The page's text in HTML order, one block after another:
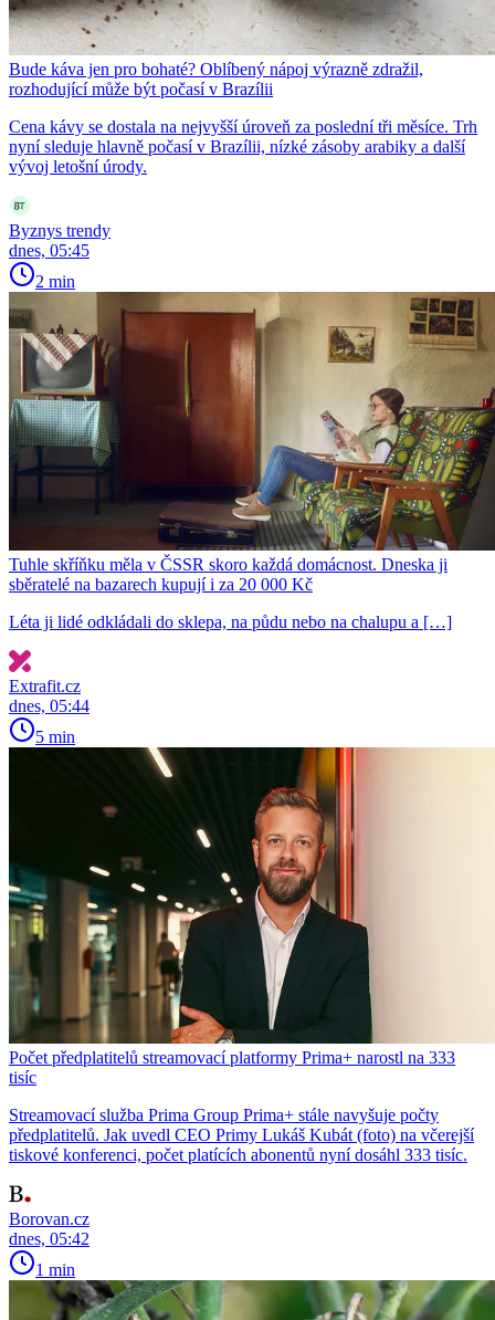
Bude káva jen pro bohaté? Oblíbený nápoj výrazně zdražil,
rozhodující může být počasí v Brazílii
Cena kávy se dostala na nejvyšší úroveň za poslední tři měsíce. Trh
nyní sleduje hlavně počasí v Brazílii, nízké zásoby arabiky a další
vývoj letošní úrody.
Byznys trendy
dnes, 05:45
2 min
Tuhle skříňku měla v ČSSR skoro každá domácnost. Dneska ji
sběratelé na bazarech kupují i za 20 000 Kč
Léta ji lidé odkládali do sklepa, na půdu nebo na chalupu a […]
Extrafit.cz
dnes, 05:44
5 min
Počet předplatitelů streamovací platformy Prima+ narostl na 333
tisíc
Streamovací služba Prima Group Prima+ stále navyšuje počty
předplatitelů. Jak uvedl CEO Primy Lukáš Kubát (foto) na včerejší
tiskové konferenci, počet platících abonentů nyní dosáhl 333 tisíc.
Borovan.cz
dnes, 05:42
1 min